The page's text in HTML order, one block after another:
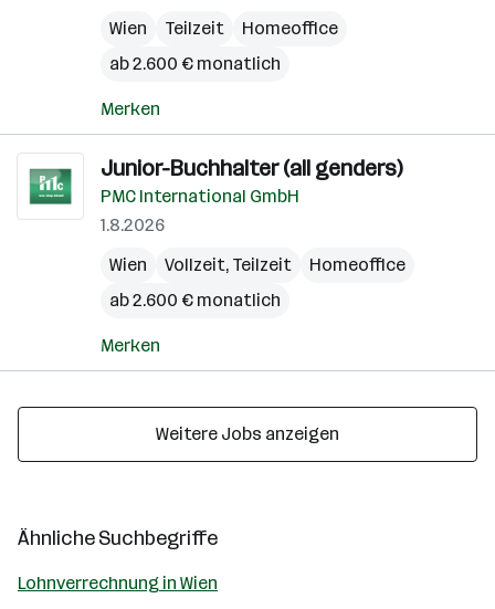
Wien
Teilzeit
Homeoffice
ab 2.600 € monatlich
Merken
Junior-Buchhalter (all genders)
PMC International GmbH
1.8.2026
Wien
Vollzeit, Teilzeit
Homeoffice
ab 2.600 € monatlich
Merken
Weitere Jobs anzeigen
Ähnliche Suchbegriffe
Lohnverrechnung in Wien